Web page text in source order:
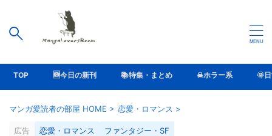
TOP 🆕今日の新刊 📚特集・まとめ ☠ホラー系 🌞
マンガ愛読者の部屋 HOME > 恋愛・ロマンス >
広告 恋愛・ロマンス ファンタジー・SF